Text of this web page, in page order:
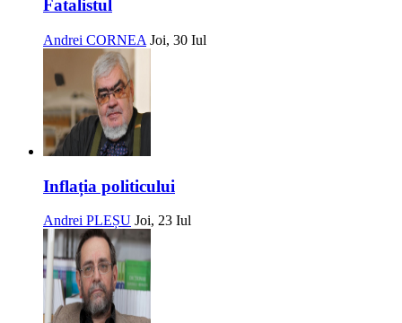
Fatalistul
Andrei CORNEA Joi, 30 Iul
Inflația politicului
Andrei PLEȘU Joi, 23 Iul